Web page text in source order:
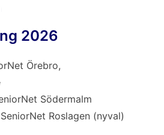
2026
Örebro,
Södermalm
Roslagen (nyval)